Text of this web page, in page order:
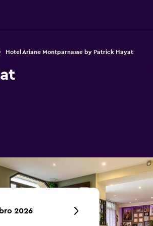
Hotel Ariane Montparnasse by Patrick Hayat
2026